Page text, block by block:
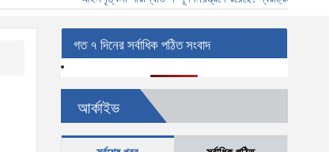
গত ৭ দিনের সর্বাধিক পঠিত সংবাদ
আর্কাইভ